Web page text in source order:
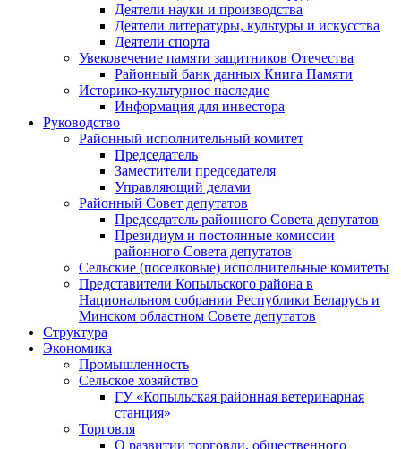
Деятели науки и производства
Деятели литературы, культуры и искусства
Деятели спорта
Увековечение памяти защитников Отечества
Районный банк данных Книга Памяти
Историко-культурное наследие
Информация для инвестора
Руководство
Районный исполнительный комитет
Председатель
Заместители председателя
Управляющий делами
Районный Совет депутатов
Председатель районного Совета депутатов
Президиум и постоянные комиссии
районного Совета депутатов
Сельские (поселковые) исполнительные комитеты
Представители Копыльского района в
Национальном собрании Республики Беларусь и
Минском областном Совете депутатов
Структура
Экономика
Промышленность
Сельское хозяйство
ГУ «Копыльская районная ветеринарная
станция»
Торговля
О развитии торговли, общественного